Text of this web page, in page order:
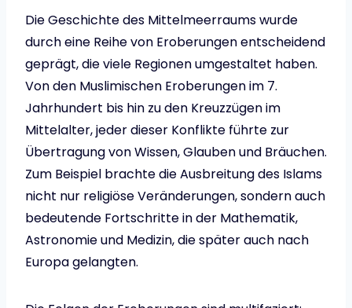
Die Geschichte des Mittelmeerraums wurde
durch eine Reihe von Eroberungen entscheidend
geprägt, die viele Regionen umgestaltet haben.
Von den Muslimischen Eroberungen im 7.
Jahrhundert bis hin zu den Kreuzzügen im
Mittelalter, jeder dieser Konflikte führte zur
Übertragung von Wissen, Glauben und Bräuchen.
Zum Beispiel brachte die Ausbreitung des Islams
nicht nur religiöse Veränderungen, sondern auch
bedeutende Fortschritte in der Mathematik,
Astronomie und Medizin, die später auch nach
Europa gelangten.